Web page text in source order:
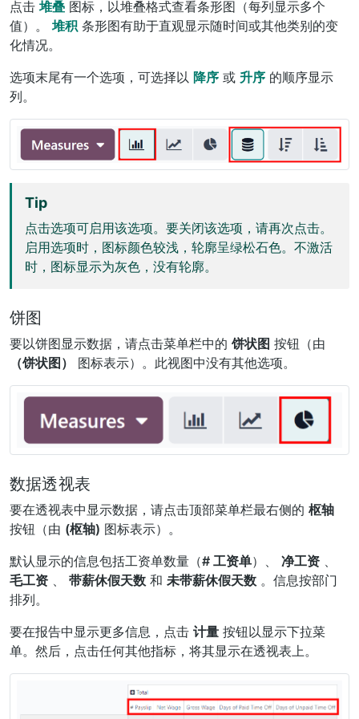
点击 堆叠 图标，以堆叠格式查看条形图（每列显示多个
值）。 堆积 条形图有助于直观显示随时间或其他类别的变
化情况。
选项末尾有一个选项，可选择以 降序 或 升序 的顺序显示
列。
Tip
点击选项可启用该选项。要关闭该选项，请再次点击。
启用选项时，图标颜色较浅，轮廓呈绿松石色。不激活
时，图标显示为灰色，没有轮廓。
饼图
要以饼图显示数据，请点击菜单栏中的 饼状图 按钮（由
（饼状图）
图标表示）。此视图中没有其他选项。
数据透视表
要在透视表中显示数据，请点击顶部菜单栏最右侧的 枢轴
按钮（由 (枢轴) 图标表示）。
默认显示的信息包括工资单数量（# 工资单）、 净工资 、
毛工资 、 带薪休假天数 和 未带薪休假天数 。信息按部门
排列。
要在报告中显示更多信息，点击 计量 按钮以显示下拉菜
单。然后，点击任何其他指标，将其显示在透视表上。